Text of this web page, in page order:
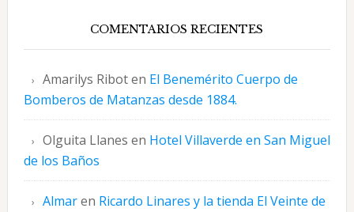
COMENTARIOS RECIENTES
Amarilys Riboten El Benemérito Cuerpo de
Bomberos de Matanzas desde 1884.
Olguita Llanes en Hotel Villaverde en San Miguel
de los Baños
Almaren Ricardo Linares y la tienda El Veinte de